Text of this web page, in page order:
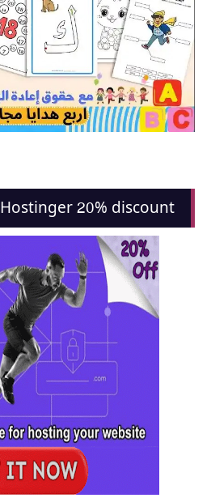
Hostinger 20% discount